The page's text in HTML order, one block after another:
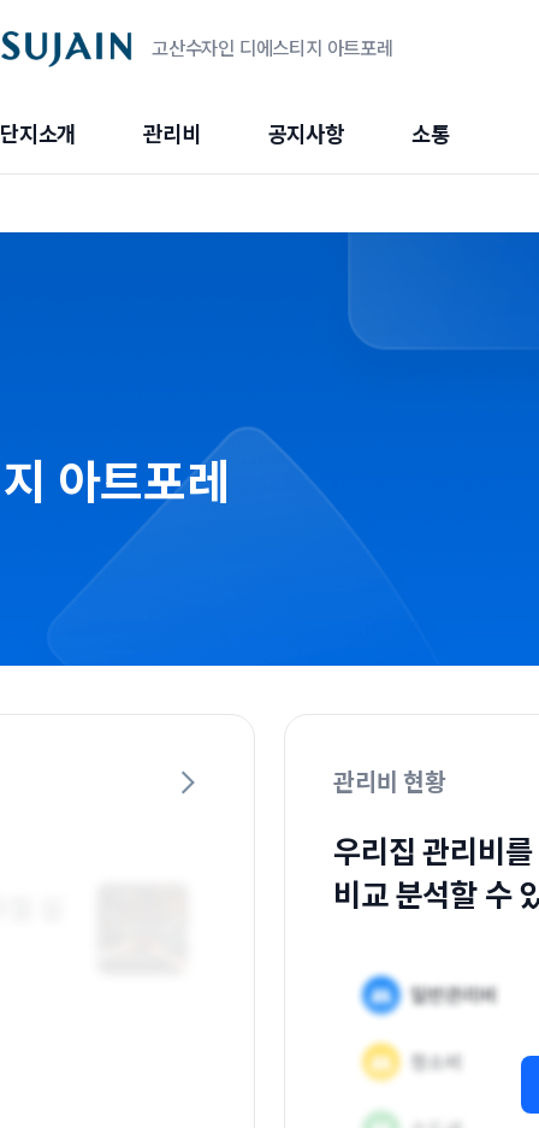
고산수자인 디에스티지 아트포레
단지소개 관리비 공지사항 소통
아트포레
관리비 현황
우리집 관리비
비교 분석할 수